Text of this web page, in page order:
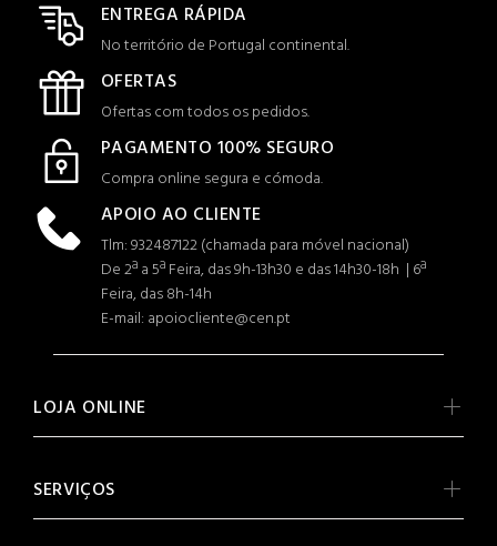
ENTREGA RÁPIDA
No território de Portugal continental.
OFERTAS
Ofertas com todos os pedidos.
PAGAMENTO 100% SEGURO
Compra online segura e cómoda.
APOIO AO CLIENTE
Tlm: 932487122 (chamada para móvel nacional)
De 2ª a 5ª Feira, das 9h-13h30 e das 14h30-18h | 6ª
Feira, das 8h-14h
E-mail: apoiocliente@cen.pt
LOJA ONLINE
SERVIÇOS